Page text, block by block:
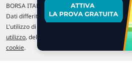
BORSA ITALIANA Quotazioni di borsa
Dati differiti di 15 min. (fonte Intrinio) /
L'utilizzo di questo sito implica
utilizzo, del Politiche
cookie.